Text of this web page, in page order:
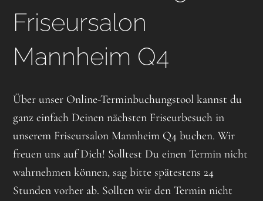
Friseursalon
Mannheim Q4
Über unser Online-Terminbuchungstool kannst du
ganz einfach Deinen nächsten Friseurbesuch in
unserem Friseursalon Mannheim Q4 buchen. Wir
freuen uns auf Dich! Solltest Du einen Termin nicht
wahrnehmen können, sag bitte spätestens 24
Stunden vorher ab. Sollten wir den Termin nicht